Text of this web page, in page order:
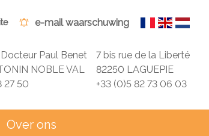
Over ons
e-mail waarschuwing
Paul Benet
NOBLE VAL
27 50
7 bis rue de la Liberté
82250 LAGUEPIE
+33 (0)5 82 73 06 03